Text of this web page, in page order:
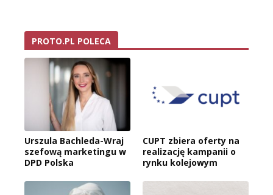
PROTO.PL POLECA
Urszula Bachleda-Wraj
szefową marketingu w
DPD Polska
CUPT zbiera oferty na
realizację kampanii o
rynku kolejowym